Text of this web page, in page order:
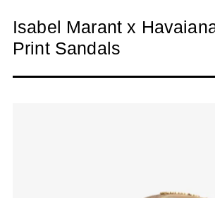
Isabel Marant x
Print Sandals